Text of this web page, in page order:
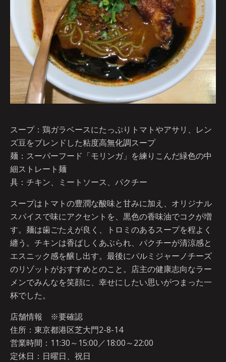
スープ：鶏ガラベースにたっぷりトマトやアサリ、レン
ズ豆をブレンドした粘度高無化調スープ
麺：スーパーフード「モリンガ」を練りこんだ緑色の中
細ストレート麺
具：チキン、ミートソース、パクチー
スープはトマトの豊潤な酸味と甘みに加え、オリジナル
スパイスで味にアクセントを、黒色の香味油でコクが増
す。麺は歯ごたえが良く、トロミのあるスープを程よく
纏う。チキンは香ばしくあぶられ、パクチーが清涼感と
エスニック感を醸し出す。最後にパルミジャーノチーズ
のリゾットがおすすめとのこと。店主の健康志向なラー
メンでみんなを笑顔に、幸せにしたい思いがつまった一
杯でした。
店舗情報 ※要確認
住所：東京都港区芝大門2-8-14
営業時間：11:30～15:00／18:00～22:00
定休日：日曜日、祝日